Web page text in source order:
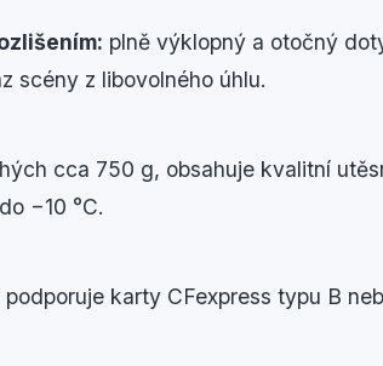
plně výklopný a otočný
scény z libovolného úhlu.
cca 750 g, obsahuje kvalitní
−10 °C.
karty CFexpress typu B